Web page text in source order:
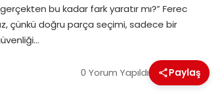
bu kadar fark yaratır mı?” Ferec
çünkü doğru parça seçimi, sadece bir
0 Yorum Yapıldı Paylaş